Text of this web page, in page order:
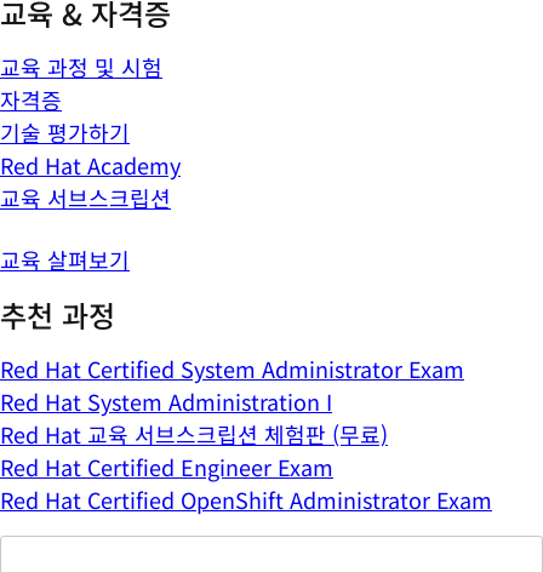
교육 & 자격증
교육 과정 및 시험
자격증
기술 평가하기
Red Hat Academy
교육 서브스크립션
교육 살펴보기
추천 과정
Red Hat Certified System Administrator Exam
Red Hat System Administration I
Red Hat 교육 서브스크립션 체험판 (무료)
Red Hat Certified Engineer Exam
Red Hat Certified OpenShift Administrator Exam